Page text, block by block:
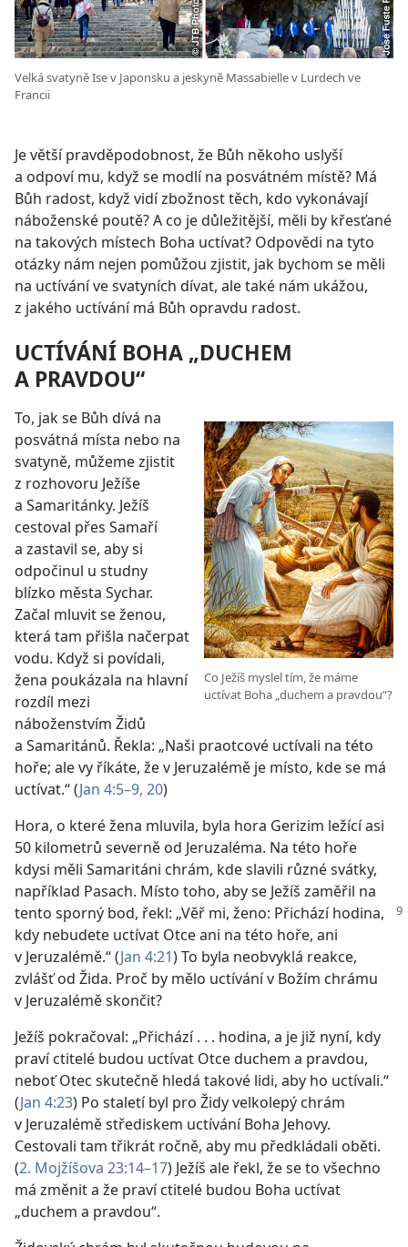
Velká svatyně Ise v Japonsku a jeskyně Massabielle v Lurdech ve
Francii
Je větší pravděpodobnost, že Bůh někoho uslyší
a odpoví mu, když se modlí na posvátném místě? Má
Bůh radost, když vidí zbožnost těch, kdo vykonávají
náboženské poutě? A co je důležitější, měli by křesťané
na takových místech Boha uctívat? Odpovědi na tyto
otázky nám nejen pomůžou zjistit, jak bychom se měli
na uctívání ve svatyních dívat, ale také nám ukážou,
z jakého uctívání má Bůh opravdu radost.
UCTÍVÁNÍ BOHA „DUCHEM
A PRAVDOU“
Co Ježíš myslel tím, že máme
uctívat Boha „duchem a pravdou“?
To, jak se Bůh dívá na
posvátná místa nebo na
svatyně, můžeme zjistit
z rozhovoru Ježíše
a Samaritánky. Ježíš
cestoval přes Samaří
a zastavil se, aby si
odpočinul u studny
blízko města Sychar.
Začal mluvit se ženou,
která tam přišla načerpat
vodu. Když si povídali,
žena poukázala na hlavní
rozdíl mezi
náboženstvím Židů
a Samaritánů. Řekla: „Naši praotcové uctívali na této
hoře; ale vy říkáte, že v Jeruzalémě je místo, kde se má
uctívat.“ (Jan 4:5–9, 20)
Hora, o které žena mluvila, byla hora Gerizim ležící asi
50 kilometrů severně od Jeruzaléma. Na této hoře
kdysi měli Samaritáni chrám, kde slavili různé svátky,
například Pasach. Místo toho, aby se Ježíš zaměřil na
tento sporný bod, řekl: „Věř mi, ženo: Přichází hodina,
kdy nebudete uctívat Otce ani na této hoře, ani
v Jeruzalémě.“ (Jan 4:21) To byla neobvyklá reakce,
zvlášť od Žida. Proč by mělo uctívání v Božím chrámu
v Jeruzalémě skončit?
Ježíš pokračoval: „Přichází . . . hodina, a je již nyní, kdy
praví ctitelé budou uctívat Otce duchem a pravdou,
neboť Otec skutečně hledá takové lidi, aby ho uctívali.“
(Jan 4:23) Po staletí byl pro Židy velkolepý chrám
v Jeruzalémě střediskem uctívání Boha Jehovy.
Cestovali tam třikrát ročně, aby mu předkládali oběti.
(2. Mojžíšova 23:14–17) Ježíš ale řekl, že se to všechno
má změnit a že praví ctitelé budou Boha uctívat
„duchem a pravdou“.